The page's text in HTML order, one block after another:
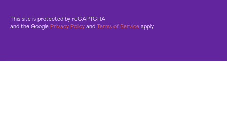
This site is protected by reCAPTCHA
and the Google Privacy Policy and Terms of Service apply.